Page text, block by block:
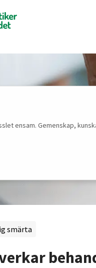
ensam. Gemenskap,
smärta